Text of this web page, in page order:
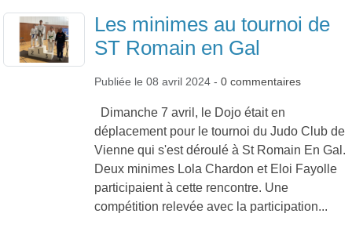
Les minimes au tournoi de
ST Romain en Gal
Publiée le 08 avril 2024 - 0 commentaires
Dimanche 7 avril, le Dojo était en
déplacement pour le tournoi du Judo Club de
Vienne qui s'est déroulé à St Romain En Gal.
Deux minimes Lola Chardon et Eloi Fayolle
participaient à cette rencontre. Une
compétition relevée avec la participation...